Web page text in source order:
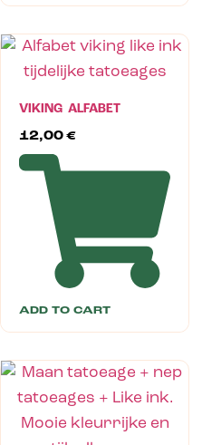
VIKING ALFABET
12,00 €
ADD TO CART